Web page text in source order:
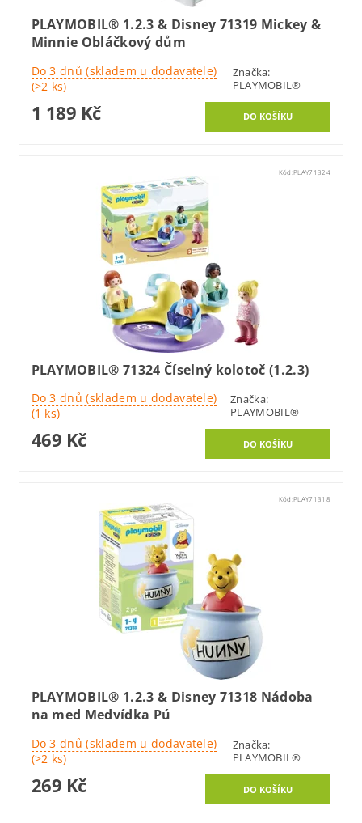
PLAYMOBIL® 1.2.3 & Disney 71319 Mickey &
Minnie Obláčkový dům
Do 3 dnů (skladem u dodavatele)
(>2 ks)
Značka:
PLAYMOBIL®
1 189 Kč
Kód:PLAY71324
PLAYMOBIL® 71324 Číselný kolotoč (1.2.3)
Do 3 dnů (skladem u dodavatele)
(1 ks)
Značka:
PLAYMOBIL®
469 Kč
Kód:PLAY71318
PLAYMOBIL® 1.2.3 & Disney 71318 Nádoba
na med Medvídka Pú
Do 3 dnů (skladem u dodavatele)
(>2 ks)
Značka:
PLAYMOBIL®
269 Kč